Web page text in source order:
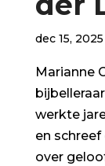
dec 15, 2025
Marianne
werkte
en
over